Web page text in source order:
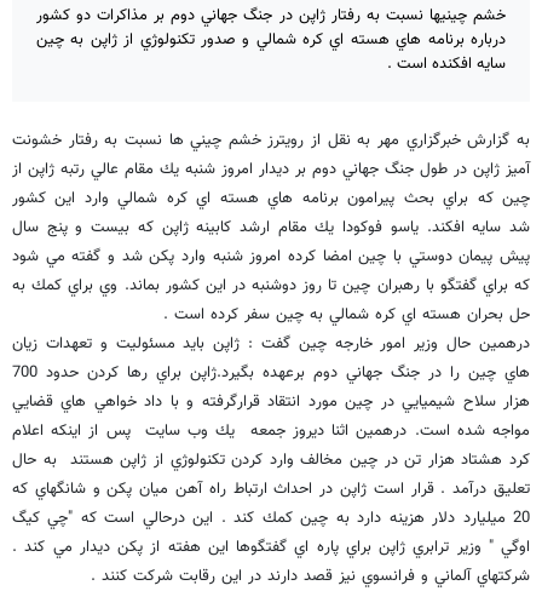
خشم چينيها نسبت به رفتار ژاپن در جنگ جهاني دوم بر مذاكرات دو كشور
درباره برنامه هاي هسته اي كره شمالي و صدور تكنولوژي از ژاپن به چين
سايه افكنده است .
به گزارش خبرگزاري مهر به نقل از رويترز خشم چيني ها نسبت به رفتار خشونت
آميز ژاپن در طول جنگ جهاني دوم بر ديدار امروز شنبه يك مقام عالي رتبه ژاپن از
چين كه براي بحث پيرامون برنامه هاي هسته اي كره شمالي وارد اين كشور
شد سايه افكند. ياسو فوكودا يك مقام ارشد كابينه ژاپن كه بيست و پنج سال
پيش پيمان دوستي با چين امضا كرده امروز شنبه وارد پكن شد و گفته مي شود
كه براي گفتگو با رهبران چين تا روز دوشنبه در اين كشور بماند. وي براي كمك به
حل بحران هسته اي كره شمالي به چين سفر كرده است .
درهمين حال وزير امور خارجه چين گفت : ژاپن بايد مسئوليت و تعهدات زيان
هاي چين را در جنگ جهاني دوم برعهده بگيرد.ژاپن براي رها كردن حدود 700
هزار سلاح شيميايي در چين مورد انتقاد قرارگرفته و با داد خواهي هاي قضايي
مواجه شده است. درهمين اثنا ديروز جمعه يك وب سايت پس از اينكه اعلام
كرد هشتاد هزار تن در چين مخالف وارد كردن تكنولوژي از ژاپن هستند به حال
تعليق درآمد . قرار است ژاپن در احداث ارتباط راه آهن ميان پكن و شانگهاي كه
20 ميليارد دلار هزينه دارد به چين كمك كند . اين درحالي است كه "چي كيگ
اوگي " وزير ترابري ژاپن براي پاره اي گفتگوها اين هفته از پكن ديدار مي كند .
شركتهاي آلماني و فرانسوي نيز قصد دارند در اين رقابت شركت كنند .